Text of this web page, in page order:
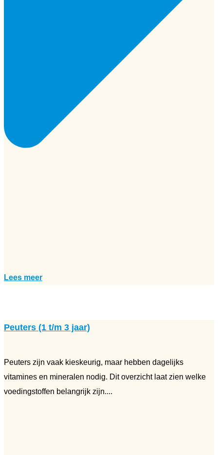
Lees meer
Peuters (1 t/m 3 jaar)
Peuters zijn vaak kieskeurig, maar hebben dagelijks
vitamines en mineralen nodig. Dit overzicht laat zien welke
voedingstoffen belangrijk zijn....